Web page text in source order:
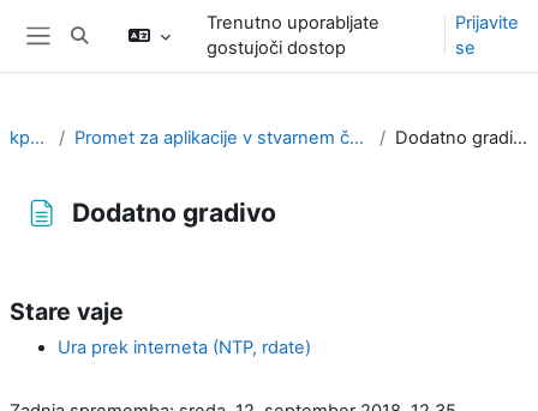
Preskoči na glavno vsebino
Preklopi iskalni vnos
Trenutno uporabljate
gostujoči dostop
Prijavite
se
kpov Promet za aplikacije v stvarnem času Dodatno gradivo
Dodatno gradivo
Stare vaje
Ura prek interneta (NTP, rdate)